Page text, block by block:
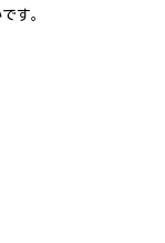
す。